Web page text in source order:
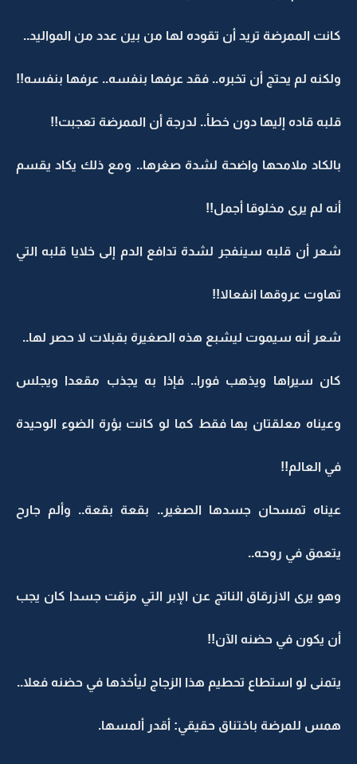
كانت الممرضة تريد أن تقوده لها من بين عدد من المواليد..
ولكنه لم يحتج أن تخبره.. فقد عرفها بنفسه.. عرفها بنفسه!!
قلبه قاده إليها دون خطأ.. لدرجة أن الممرضة تعجبت!!
بالكاد ملامحها واضحة لشدة صغرها.. ومع ذلك يكاد يقسم
أنه لم يرى مخلوقا أجمل!!
شعر أن قلبه سينفجر لشدة تدافع الدم إلى خلايا قلبه التي
تهاوت عروقها انفعالا!!
شعر أنه سيموت ليشبع هذه الصغيرة بقبلات لا حصر لها..
كان سيراها ويذهب فورا.. فإذا به يجذب مقعدا ويجلس
وعيناه معلقتان بها فقط كما لو كانت بؤرة الضوء الوحيدة
في العالم!!
عيناه تمسحان جسدها الصغير.. بقعة بقعة.. وألم جارح
يتعمق في روحه..
وهو يرى الازرقاق الناتج عن الإبر التي مزقت جسدا كان يجب
أن يكون في حضنه الآن!!
يتمنى لو استطاع تحطيم هذا الزجاج ليأخذها في حضنه فعلا..
همس للمرضة باختناق حقيقي: أقدر ألمسها.